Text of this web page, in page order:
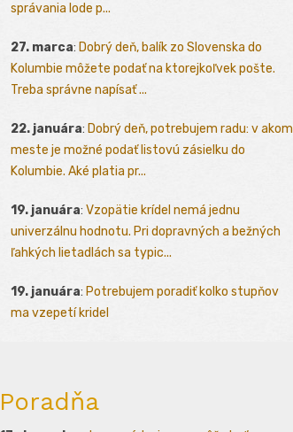
správania lode p...
27. marca: Dobrý deň, balík zo Slovenska do
Kolumbie môžete podať na ktorejkoľvek pošte.
Treba správne napísať ...
22. januára: Dobrý deň, potrebujem radu: v akom
meste je možné podať listovú zásielku do
Kolumbie. Aké platia pr...
19. januára: Vzopätie krídel nemá jednu
univerzálnu hodnotu. Pri dopravných a bežných
ľahkých lietadlách sa typic...
19. januára: Potrebujem poradiť kolko stupňov
ma vzepetí kridel
Poradňa